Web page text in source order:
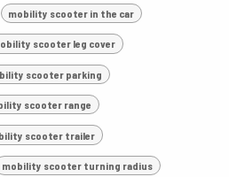
mobility scooter in the car
scooter leg cover
scooter parking
scooter range
scooter trailer
mobility scooter turning radius